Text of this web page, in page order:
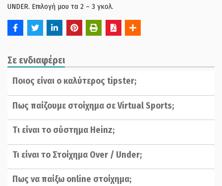
UNDER. Επιλογή μου τα 2 – 3 γκολ.
Σε ενδιαφέρει
Ποιος είναι ο καλύτερος tipster;
Πως παίζουμε στοίχημα σε Virtual Sports;
Tι είναι το σύστημα Ηeinz;
Τι είναι το Στοίχημα Over / Under;
Πως να παίξω online στοίχημα;